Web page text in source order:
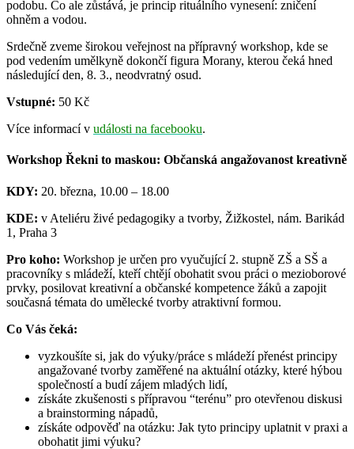
podobu. Co ale zůstává, je princip rituálního vynesení: zničení
ohněm a vodou.
Srdečně zveme širokou veřejnost na přípravný workshop, kde se
pod vedením umělkyně dokončí figura Morany, kterou čeká hned
následující den, 8. 3., neodvratný osud.
Vstupné: 50 Kč
Více informací v události na facebooku.
Workshop Řekni to maskou: Občanská angažovanost kreativně
KDY: 20. března, 10.00 – 18.00
KDE: v Ateliéru živé pedagogiky a tvorby, Žižkostel, nám. Barikád
1, Praha 3
Pro koho: Workshop je určen pro vyučující 2. stupně ZŠ a SŠ a
pracovníky s mládeží, kteří chtějí obohatit svou práci o mezioborové
prvky, posilovat kreativní a občanské kompetence žáků a zapojit
současná témata do umělecké tvorby atraktivní formou.
Co Vás čeká:
vyzkoušíte si, jak do výuky/práce s mládeží přenést principy
angažované tvorby zaměřené na aktuální otázky, které hýbou
společností a budí zájem mladých lidí,
získáte zkušenosti s přípravou “terénu” pro otevřenou diskusi
a brainstorming nápadů,
získáte odpověď na otázku: Jak tyto principy uplatnit v praxi a
obohatit jimi výuku?